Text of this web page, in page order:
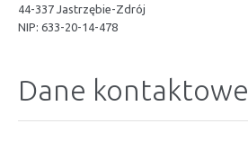
44-337 Jastrzębie-Zdrój
NIP: 633-20-14-478
Dane kontaktowe